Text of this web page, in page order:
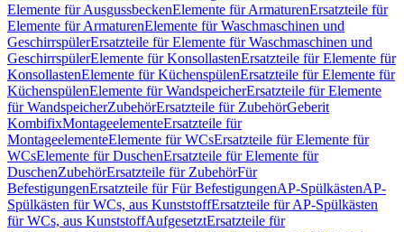
Elemente für AusgussbeckenElemente für ArmaturenErsatzteile für
Elemente für ArmaturenElemente für Waschmaschinen und
GeschirrspülerErsatzteile für Elemente für Waschmaschinen und
GeschirrspülerElemente für KonsollastenErsatzteile für Elemente für
KonsollastenElemente für KüchenspülenErsatzteile für Elemente für
KüchenspülenElemente für WandspeicherErsatzteile für Elemente
für WandspeicherZubehörErsatzteile für ZubehörGeberit
KombifixMontageelementeErsatzteile für
MontageelementeElemente für WCsErsatzteile für Elemente für
WCsElemente für DuschenErsatzteile für Elemente für
DuschenZubehörErsatzteile für ZubehörFür
BefestigungenErsatzteile für Für BefestigungenAP-SpülkästenAP-
Spülkästen für WCs, aus KunststoffErsatzteile für AP-Spülkästen
für WCs, aus KunststoffAufgesetztErsatzteile für